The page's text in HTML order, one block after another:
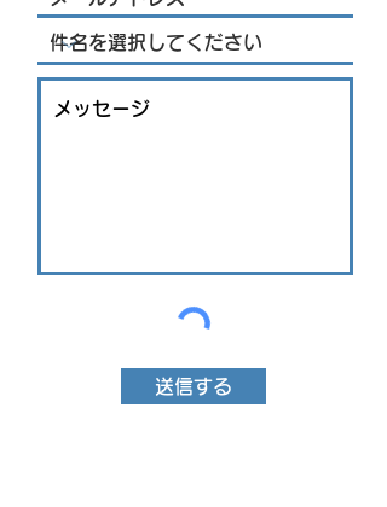
送信する